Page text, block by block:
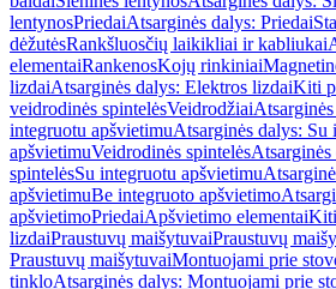
lentynosPriedaiAtsarginės dalys: Priedai
dėžutėsRankšluosčių laikikliai ir kabliukai
elementaiRankenosKojų rinkiniai
lizdaiAtsarginės dalys: Elektros lizdaiKiti
veidrodinės spintelėsVeidrodžiai
integruotu apšvietimuAtsarginės dalys: Su
apšvietimuVeidrodinės spintelės
spintelėsSu integruotu apšvietimu
apšvietimuBe integruoto apšvietimo
apšvietimoPriedaiApšvietimo elementai
lizdaiPraustuvų maišytuvaiPraustuvų
Praustuvų maišytuvaiMontuojami prie
tinkloAtsarginės dalys: Montuojami prie